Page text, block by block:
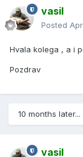
vasil
Posted
Hvala kolega , a i
Pozdrav
10 months later...
vasil